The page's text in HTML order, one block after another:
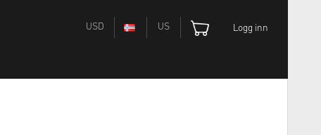
USD US Logg inn